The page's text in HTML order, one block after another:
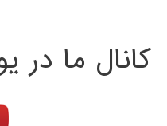
کانال ما در